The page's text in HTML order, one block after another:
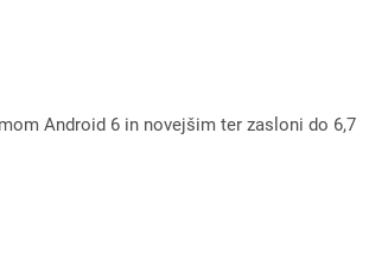
Android 6 in novejšim ter zasloni do 6,7